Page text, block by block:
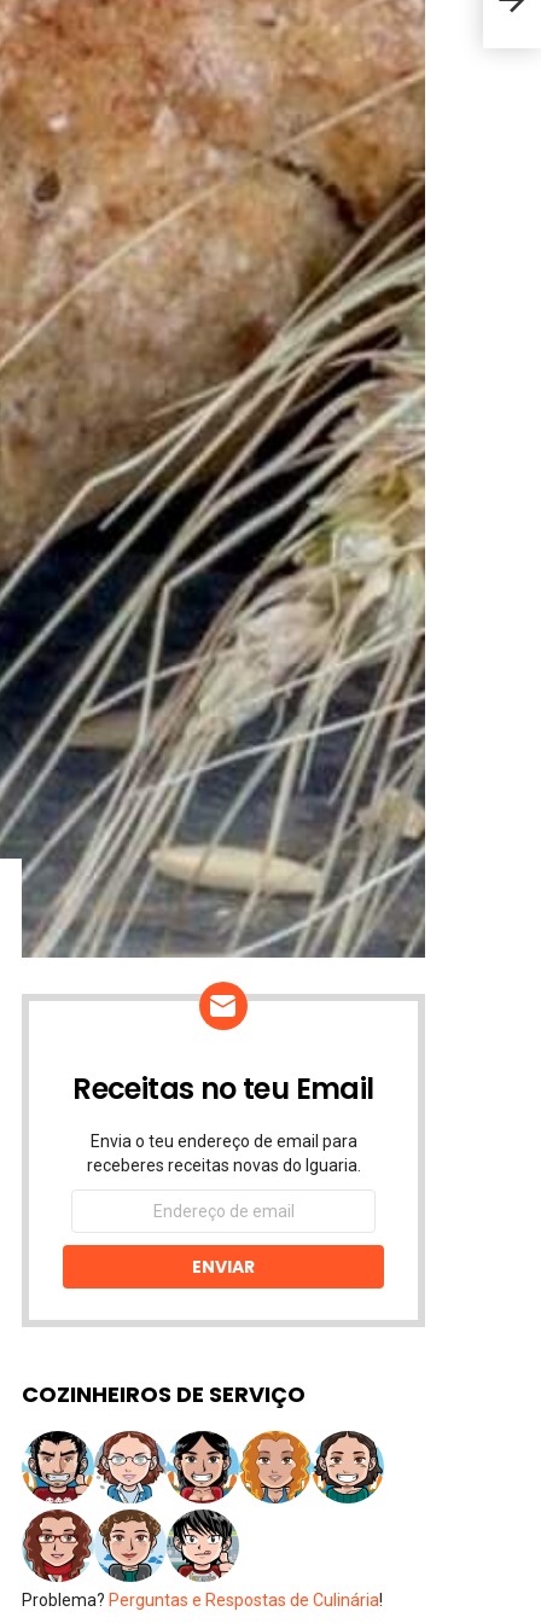
Receitas no teu Email
Envia o teu endereço de email para
receberes receitas novas do Iguaria.
Endereço
email
ENVIAR
COZINHEIROS DE SERVIÇO
Problema? Perguntas e Respostas de Culinária!